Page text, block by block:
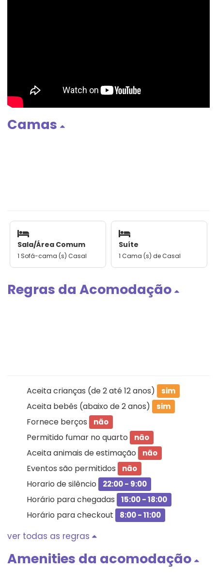
Camas
Sala/Área Comum
1 Sofá-cama (s) Casal
Suíte
1 Cama (s) de Casal
Regras da Acomodação
Aceita crianças (de 2 até 12 anos) sim
Aceita bebês (abaixo de 2 anos) sim
Fornece berços não
Permitido fumar no quarto não
Aceita animais de estimação não
Eventos são permitidos não
Horario de silêncio 22:00 - 9:00
Horário para chegadas 15:00 - 18:00
Horário para checkout 8:00 - 11:00
ver todas as regras
Amenities da acomodação